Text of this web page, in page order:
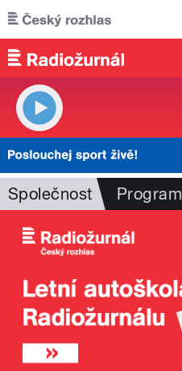
Přejít k hlavnímu obsahu
Společnost Program